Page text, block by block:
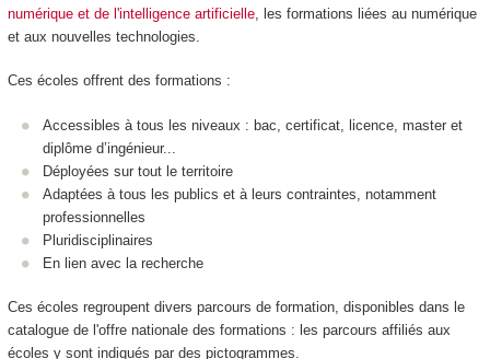
numérique et de l'intelligence artificielle, les formations liées au numérique
et aux nouvelles technologies.
Ces écoles offrent des formations :
Accessibles à tous les niveaux : bac, certificat, licence, master et
diplôme d’ingénieur...
Déployées sur tout le territoire
Adaptées à tous les publics et à leurs contraintes, notamment
professionnelles
Pluridisciplinaires
En lien avec la recherche
Ces écoles regroupent divers parcours de formation, disponibles dans le
catalogue de l'offre nationale des formations : les parcours affiliés aux
écoles y sont indiqués par des pictogrammes.